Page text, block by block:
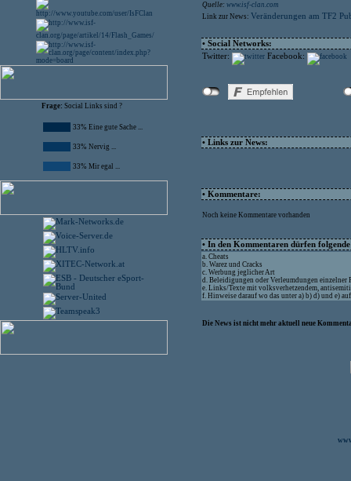
Frage: Social Links sind ?
33% Eine gute Sache ...
33% Nervig ...
33% Mir egal ...
Quelle: www.isf-clan.com
Link zur News: Veränderungen am TF2
• Social Networks:
Twitter:
Facebook:
• Links zur News:
• Kommentare:
Noch keine Kommentare vorhanden
• In den Kommentaren dürfen
a. Cheats
b. Warez und Cracks
c. Werbung jeglicher Art
d. Beleidigungen oder Verleumdungen einzelner
e. Links/Texte mit volksverhetzendem,
f. Hinweise darauf wo das unter a) b) d) und e)
Die News ist nicht mehr aktuell neue